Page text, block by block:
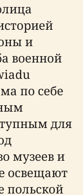
и
военной
по себе
для
музеев и
освещают
польской